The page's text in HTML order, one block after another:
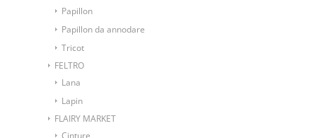
Papillon
Papillon da annodare
Tricot
FELTRO
Lana
Lapin
FLAIRY MARKET